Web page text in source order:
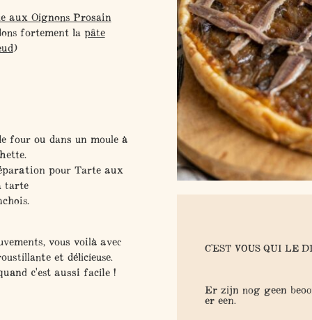
aux Oignons Prosain
fortement la pâte
)
four ou dans un moule à
pour Tarte aux
tarte
vous voilà avec
et délicieuse.
c'est aussi facile !
C'EST VOUS QUI LE
Er zijn nog geen
er een.